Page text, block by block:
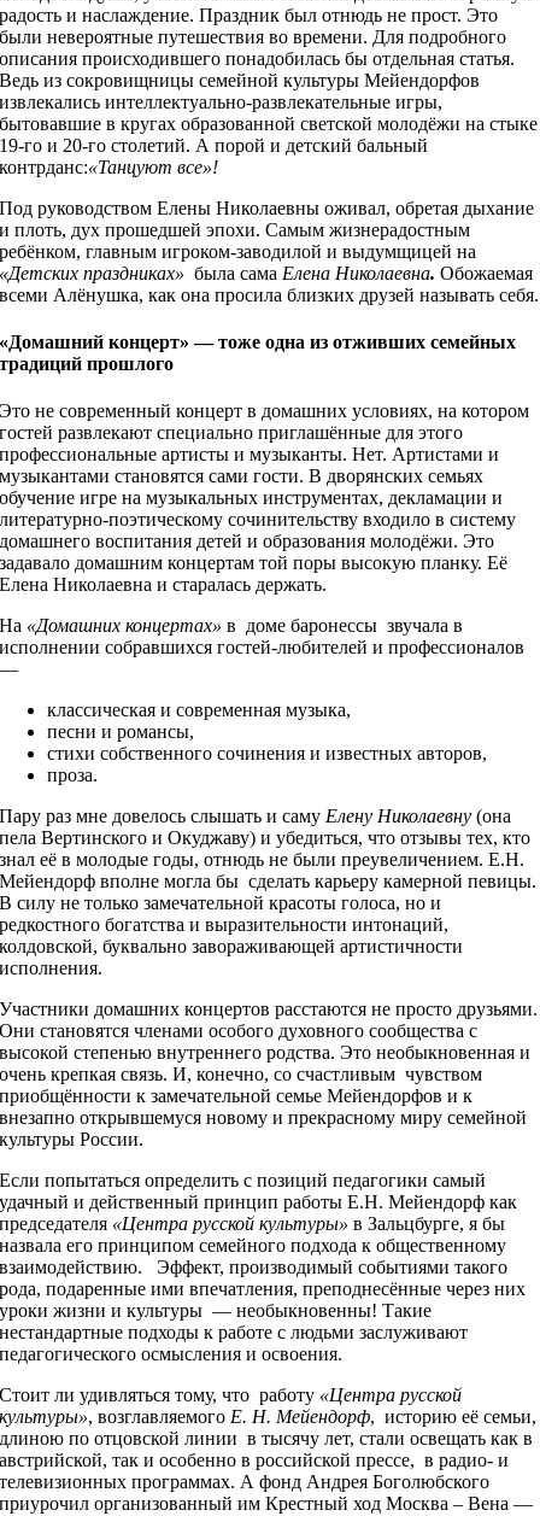
радость и наслаждение. Праздник был отнюдь не прост. Это
были невероятные путешествия во времени. Для подробного
описания происходившего понадобилась бы отдельная статья.
Ведь из сокровищницы семейной культуры Мейендорфов
извлекались интеллектуально-развлекательные игры,
бытовавшие в кругах образованной светской молодёжи на стыке
19-го и 20-го столетий. А порой и детский бальный
контрданс:«Танцуют все»!
Под руководством Елены Николаевны оживал, обретая дыхание
и плоть, дух прошедшей эпохи. Самым жизнерадостным
ребёнком, главным игроком-заводилой и выдумщицей на
«Детских праздниках» была сама Елена Николаевна. Обожаемая
всеми Алёнушка, как она просила близких друзей называть себя.
«Домашний концерт» — тоже одна из отживших семейных
традиций прошлого
Это не современный концерт в домашних условиях, на котором
гостей развлекают специально приглашённые для этого
профессиональные артисты и музыканты. Нет. Артистами и
музыкантами становятся сами гости. В дворянских семьях
обучение игре на музыкальных инструментах, декламации и
литературно-поэтическому сочинительству входило в систему
домашнего воспитания детей и образования молодёжи. Это
задавало домашним концертам той поры высокую планку. Её
Елена Николаевна и старалась держать.
На «Домашних концертах» в доме баронессы звучала в
исполнении собравшихся гостей-любителей и профессионалов
—
классическая и современная музыка,
песни и романсы,
стихи собственного сочинения и известных авторов,
проза.
Пару раз мне довелось слышать и саму Елену Николаевну (она
пела Вертинского и Окуджаву) и убедиться, что отзывы тех, кто
знал её в молодые годы, отнюдь не были преувеличением. Е.Н.
Мейендорф вполне могла бы сделать карьеру камерной певицы.
В силу не только замечательной красоты голоса, но и
редкостного богатства и выразительности интонаций,
колдовской, буквально завораживающей артистичности
исполнения.
Участники домашних концертов расстаются не просто друзьями.
Они становятся членами особого духовного сообщества с
высокой степенью внутреннего родства. Это необыкновенная и
очень крепкая связь. И, конечно, со счастливым чувством
приобщённости к замечательной семье Мейендорфов и к
внезапно открывшемуся новому и прекрасному миру семейной
культуры России.
Если попытаться определить с позиций педагогики самый
удачный и действенный принцип работы Е.Н. Мейендорф как
председателя «Центра русской культуры» в Зальцбурге, я бы
назвала его принципом семейного подхода к общественному
взаимодействию. Эффект, производимый событиями такого
рода, подаренные ими впечатления, преподнесённые через них
уроки жизни и культуры — необыкновенны! Такие
нестандартные подходы к работе с людьми заслуживают
педагогического осмысления и освоения.
Стоит ли удивляться тому, что работу «Центра русской
культуры», возглавляемого Е. Н. Мейендорф, историю её семьи,
длиною по отцовской линии в тысячу лет, стали освещать как в
австрийской, так и особенно в российской прессе, в радио- и
телевизионных программах. А фонд Андрея Боголюбского
приурочил организованный им Крестный ход Москва – Вена —